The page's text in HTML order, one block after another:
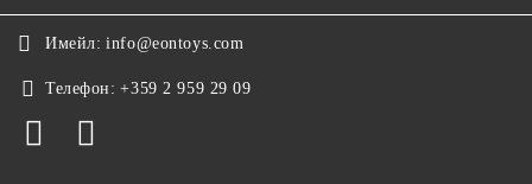
Имейл: info@eontoys.com
Телефон: +359 2 959 29 09